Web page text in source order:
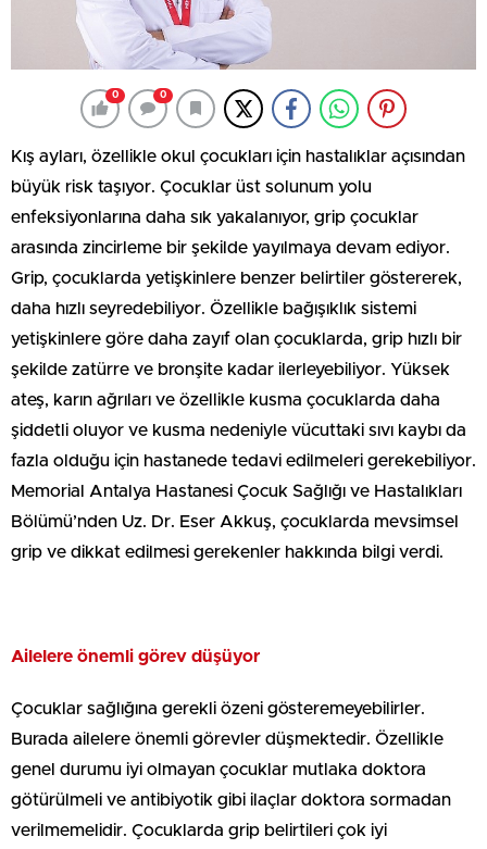
0 0
Kış ayları, özellikle okul çocukları için hastalıklar açısından
büyük risk taşıyor. Çocuklar üst solunum yolu
enfeksiyonlarına daha sık yakalanıyor, grip çocuklar
arasında zincirleme bir şekilde yayılmaya devam ediyor.
Grip, çocuklarda yetişkinlere benzer belirtiler göstererek,
daha hızlı seyredebiliyor. Özellikle bağışıklık sistemi
yetişkinlere göre daha zayıf olan çocuklarda, grip hızlı bir
şekilde zatürre ve bronşite kadar ilerleyebiliyor. Yüksek
ateş, karın ağrıları ve özellikle kusma çocuklarda daha
şiddetli oluyor ve kusma nedeniyle vücuttaki sıvı kaybı da
fazla olduğu için hastanede tedavi edilmeleri gerekebiliyor.
Memorial Antalya Hastanesi Çocuk Sağlığı ve Hastalıkları
Bölümü’nden Uz. Dr. Eser Akkuş, çocuklarda mevsimsel
grip ve dikkat edilmesi gerekenler hakkında bilgi verdi.
Ailelere önemli görev düşüyor
Çocuklar sağlığına gerekli özeni gösteremeyebilirler.
Burada ailelere önemli görevler düşmektedir. Özellikle
genel durumu iyi olmayan çocuklar mutlaka doktora
götürülmeli ve antibiyotik gibi ilaçlar doktora sormadan
verilmemelidir. Çocuklarda grip belirtileri çok iyi